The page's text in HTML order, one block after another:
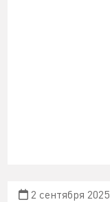
2 сентября 2025